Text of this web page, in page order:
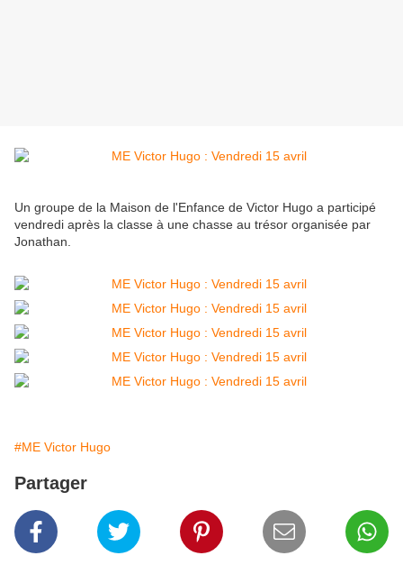
Un groupe de la Maison de l'Enfance de Victor Hugo a participé
vendredi après la classe à une chasse au trésor organisée par
Jonathan.
#ME Victor Hugo
Partager